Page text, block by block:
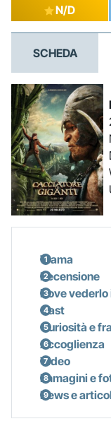
N/D
SCHEDA
Trama
Recensione
Dove
Cast
Curiosità e
Accoglienza
Video
Immagini e
News e